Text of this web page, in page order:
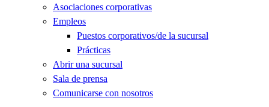
Asociaciones corporativas
Empleos
Puestos corporativos/de la sucursal
Prácticas
Abrir una sucursal
Sala de prensa
Comunicarse con nosotros